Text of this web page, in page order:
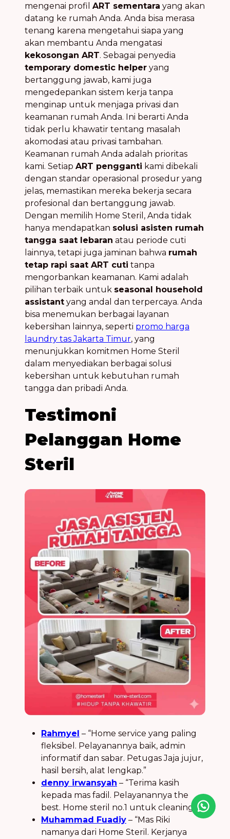
mengenai profil ART sementara yang akan
datang ke rumah Anda. Anda bisa merasa
tenang karena mengetahui siapa yang
akan membantu Anda mengatasi
kekosongan ART. Sebagai penyedia
temporary domestic helper yang
bertanggung jawab, kami juga
mengedepankan sistem kerja tanpa
menginap untuk menjaga privasi dan
keamanan rumah Anda. Ini berarti Anda
tidak perlu khawatir tentang masalah
akomodasi atau privasi tambahan.
Keamanan rumah Anda adalah prioritas
kami. Setiap ART pengganti kami dibekali
dengan standar operasional prosedur yang
jelas, memastikan mereka bekerja secara
profesional dan bertanggung jawab.
Dengan memilih Home Steril, Anda tidak
hanya mendapatkan solusi asisten rumah
tangga saat lebaran atau periode cuti
lainnya, tetapi juga jaminan bahwa rumah
tetap rapi saat ART cuti tanpa
mengorbankan keamanan. Kami adalah
pilihan terbaik untuk seasonal household
assistant yang andal dan terpercaya. Anda
bisa menemukan berbagai layanan
kebersihan lainnya, seperti promo harga
laundry tas Jakarta Timur, yang
menunjukkan komitmen Home Steril
dalam menyediakan berbagai solusi
kebersihan untuk kebutuhan rumah
tangga dan pribadi Anda.
Testimoni
Pelanggan Home
Steril
Rahmyel – “Home service yang paling
fleksibel. Pelayanannya baik, admin
informatif dan sabar. Petugas Jaja jujur,
hasil bersih, alat lengkap.”
denny irwansyah – “Terima kasih
kepada mas fadil. Pelayanannya the
best. Home steril no.1 untuk cleaning.”
Muhammad Fuadiy – “Mas Riki
namanya dari Home Steril. Kerjanya
Icon